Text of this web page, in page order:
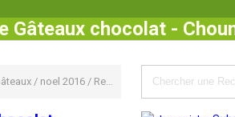
Gâteaux chocolat -
/ noel 2016 / Recette Pour Enfant /Cake